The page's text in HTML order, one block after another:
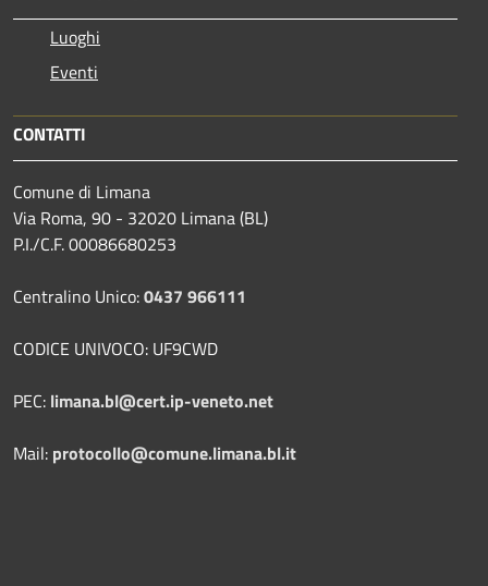
Luoghi
Eventi
CONTATTI
Comune di Limana
Via Roma, 90 - 32020 Limana (BL)
P.I./C.F. 00086680253
Centralino Unico:0437 966111
CODICE UNIVOCO: UF9CWD
PEC: limana.bl@cert.ip-veneto.net
Mail: protocollo@comune.limana.bl.it